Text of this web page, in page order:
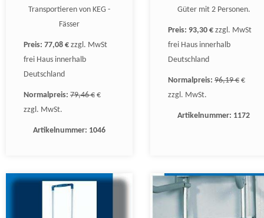
Transportieren von KEG -
Fässer
Preis: 77,08 € zzgl. MwSt
frei Haus innerhalb
Deutschland
Normalpreis: 79,46 € €
zzgl. MwSt.
Artikelnummer: 1046
Güter mit 2 Personen.
Preis: 93,30 € zzgl. MwSt
frei Haus innerhalb
Deutschland
Normalpreis: 96,19 € €
zzgl. MwSt.
Artikelnummer: 1172